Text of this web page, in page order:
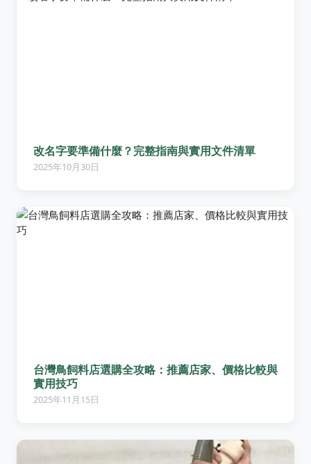
改名字要準備什麼？完整指南與實用文件清單
2025年10月30日
台灣鳥飼料店選購全攻略：推薦店家、價格比較與
實用技巧
2025年11月15日